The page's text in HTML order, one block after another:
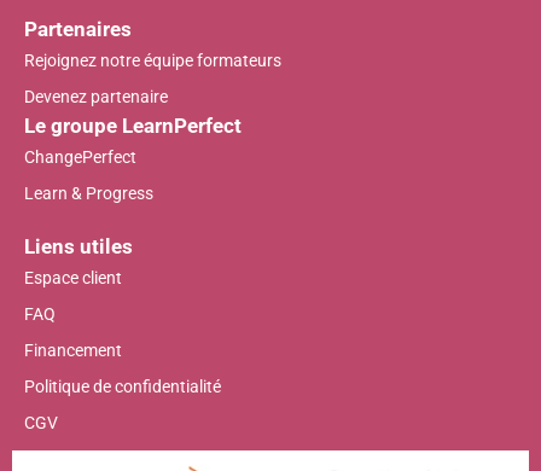
Partenaires
Rejoignez notre équipe formateurs
Devenez partenaire
Le groupe LearnPerfect
ChangePerfect
Learn & Progress
Liens utiles
Espace client
FAQ
Financement
Politique de confidentialité
CGV